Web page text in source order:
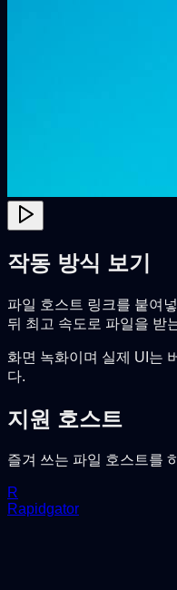
작동 방식 보기
파일 호스트 링크를 붙여
뒤 최고 속도로 파일을 받
화면 녹화이며 실제 UI는
다.
지원 호스트
즐겨 쓰는 파일 호스트를
R
Rapidgator